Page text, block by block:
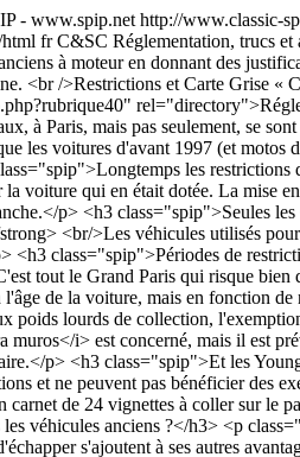
- www.spip.net http://www.classic-
fr C&SC Réglementation, trucs et
à moteur en donnant des
<br />Restrictions et Carte Grise
à Paris, mais pas seulement, se
les voitures d'avant 1997 (et
les restrictions
voiture qui en était dotée. La mise
p> <h3 class="spip">Seules
<br/>Les véhicules utilisés
<h3 class="spip">Périodes de
tout le Grand Paris qui risque
de la voiture, mais en fonction
poids lourds de collection,
i> est concerné, mais il est
p> <h3 class="spip">Et les
et ne peuvent pas bénéficier des
de 24 vignettes à coller sur le
véhicules anciens ?</h3> <p
s'ajoutent à ses autres